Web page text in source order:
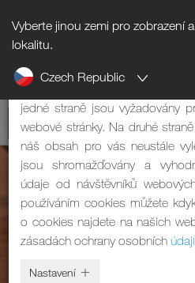
Vyberte jinou zemi pro zobrazení
lokalitu.
Czech Republic
Upozornění na cookies
Naše webová stránka používá
jedné straně jsou vyžadovány
webové stránky. Na druhé
náš obsah pro vás neustále
jsou shromažďovány a
údaje od návštěvníků
používáním cookies můžete
o cookies najdete na našich
zásadách ochrany osobních
Nastavení